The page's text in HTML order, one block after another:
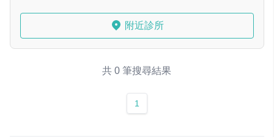
附近診所
共 0 筆搜尋結果
1